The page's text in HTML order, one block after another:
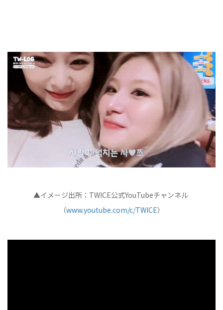
▲イメージ出所：TWICE公式YouTubeチャンネル
（www.youtube.com/c/TWICE）